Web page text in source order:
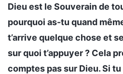
Dieu est le Souverain de
pourquoi as-tu quand
t’arrive quelque chose et
sur quoi t’appuyer ? Cela
comptes pas sur Dieu. Si